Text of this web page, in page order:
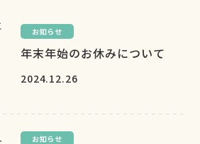
お知らせ
年末年始のお休みについて
2024.12.26
お知らせ